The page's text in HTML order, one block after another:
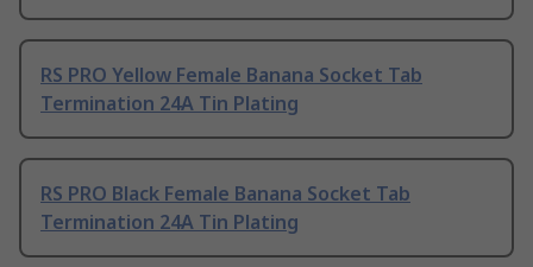
RS PRO Yellow Female Banana Socket Tab
Termination 24A Tin Plating
RS PRO Black Female Banana Socket Tab
Termination 24A Tin Plating